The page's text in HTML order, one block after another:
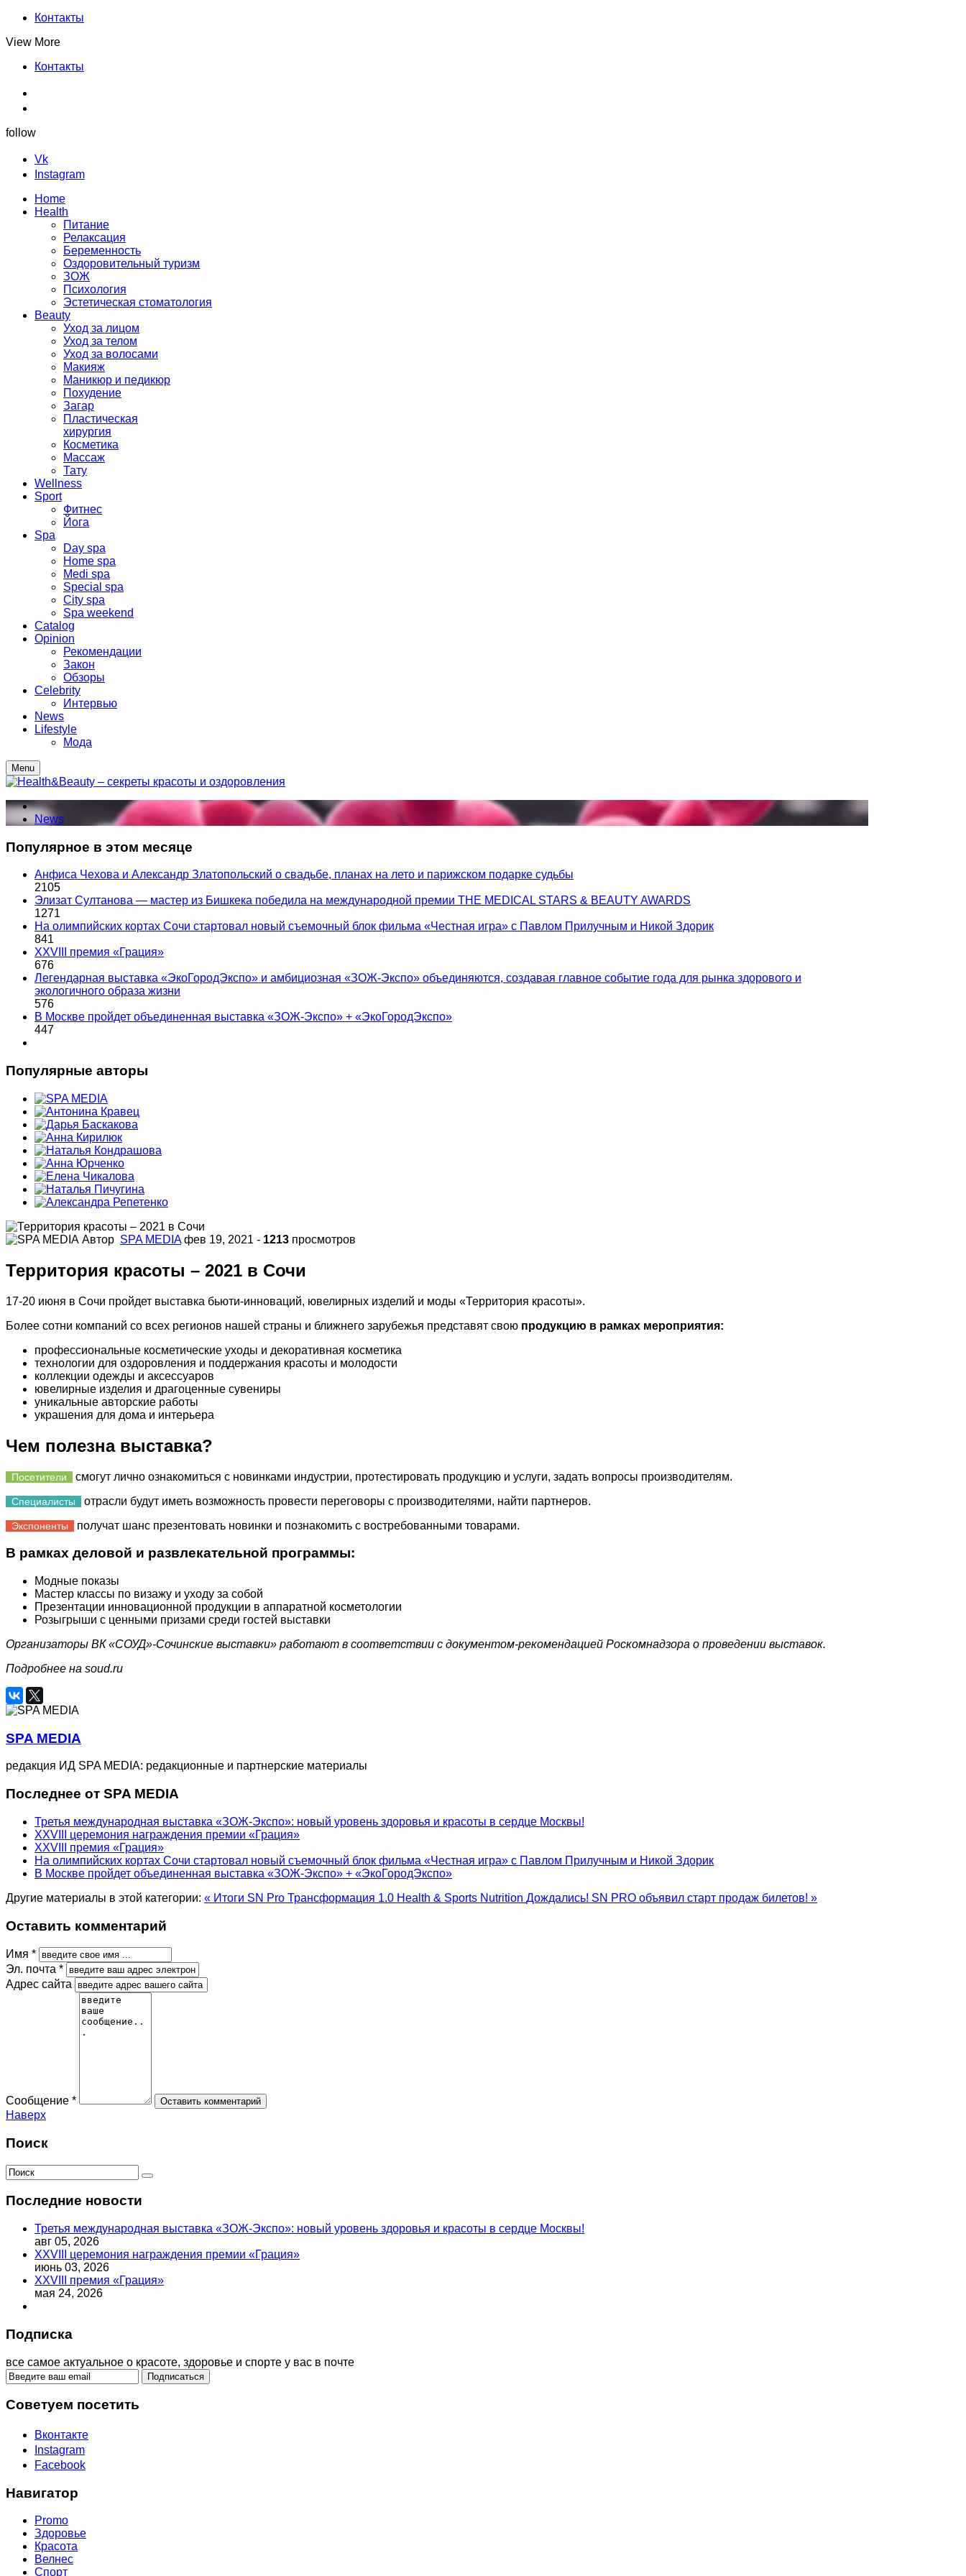
Контакты
View More
Контакты
follow
Vk
Instagram
Home
Health
Питание
Релаксация
Беременность
Оздоровительный туризм
ЗОЖ
Психология
Эстетическая стоматология
Beauty
Уход за лицом
Уход за телом
Уход за волосами
Макияж
Маникюр и педикюр
Похудение
Загар
Пластическая
хирургия
Косметика
Массаж
Тату
Wellness
Sport
Фитнес
Йога
Spa
Day spa
Home spa
Medi spa
Special spa
City spa
Spa weekend
Catalog
Opinion
Рекомендации
Закон
Обзоры
Celebrity
Интервью
News
Lifestyle
Мода
Menu
News
Популярное в этом месяце
Анфиса Чехова и Александр Златопольский о свадьбе, планах на лето и парижском подарке судьбы
2105
Элизат Султанова — мастер из Бишкека победила на международной премии THE MEDICAL STARS & BEAUTY AWARDS
1271
На олимпийских кортах Сочи стартовал новый съемочный блок фильма «Честная игра» с Павлом Прилучным и Никой Здорик
841
XXVIII премия «Грация»
676
Легендарная выставка «ЭкоГородЭкспо» и амбициозная «ЗОЖ-Экспо» объединяются, создавая главное событие года для рынка здорового и
экологичного образа жизни
576
В Москве пройдет объединенная выставка «ЗОЖ-Экспо» + «ЭкоГородЭкспо»
447
Популярные авторы
Автор SPA MEDIA фев 19, 2021 - 1213 просмотров
Территория красоты – 2021 в Сочи
17-20 июня в Сочи пройдет выставка бьюти-инноваций, ювелирных изделий и моды «Территория красоты».
Более сотни компаний со всех регионов нашей страны и ближнего зарубежья представят свою продукцию в рамках мероприятия:
профессиональные косметические уходы и декоративная косметика
технологии для оздоровления и поддержания красоты и молодости
коллекции одежды и аксессуаров
ювелирные изделия и драгоценные сувениры
уникальные авторские работы
украшения для дома и интерьера
Чем полезна выставка?
Посетители смогут лично ознакомиться с новинками индустрии, протестировать продукцию и услуги, задать вопросы производителям.
Специалисты отрасли будут иметь возможность провести переговоры с производителями, найти партнеров.
Экспоненты получат шанс презентовать новинки и познакомить с востребованными товарами.
В рамках деловой и развлекательной программы:
Модные показы
Мастер классы по визажу и уходу за собой
Презентации инновационной продукции в аппаратной косметологии
Розыгрыши с ценными призами среди гостей выставки
Организаторы ВК «СОУД»-Сочинские выставки» работают в соответствии с документом-рекомендацией Роскомнадзора о проведении выставок.
Подробнее на soud.ru
SPA MEDIA
редакция ИД SPA MEDIA: редакционные и партнерские материалы
Последнее от SPA MEDIA
Третья международная выставка «ЗОЖ-Экспо»: новый уровень здоровья и красоты в сердце Москвы!
XXVIII церемония награждения премии «Грация»
XXVIII премия «Грация»
На олимпийских кортах Сочи стартовал новый съемочный блок фильма «Честная игра» с Павлом Прилучным и Никой Здорик
В Москве пройдет объединенная выставка «ЗОЖ-Экспо» + «ЭкоГородЭкспо»
Другие материалы в этой категории: « Итоги SN Pro Трансформация 1.0 Health & Sports Nutrition Дождались! SN PRO объявил старт продаж билетов! »
Оставить комментарий
Имя *
Эл. почта *
Адрес сайта
Сообщение *
Наверх
Поиск
Последние новости
Третья международная выставка «ЗОЖ-Экспо»: новый уровень здоровья и красоты в сердце Москвы!
авг 05, 2026
XXVIII церемония награждения премии «Грация»
июнь 03, 2026
XXVIII премия «Грация»
мая 24, 2026
Подписка
все самое актуальное о красоте, здоровье и спорте у вас в почте
Советуем посетить
Вконтакте
Instagram
Facebook
Навигатор
Promo
Здоровье
Красота
Велнес
Спорт